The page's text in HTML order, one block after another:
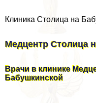
Клиника Столица на
Медцентр Столица
Врачи в клинике
Бабушкинской